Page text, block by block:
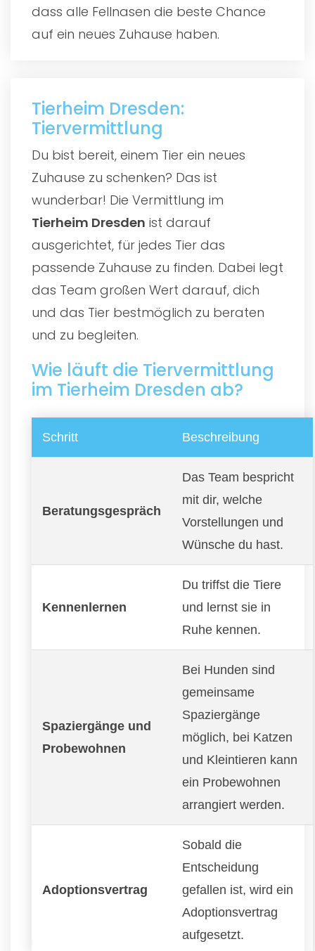
dass alle Fellnasen die beste Chance
auf ein neues Zuhause haben.
Tierheim Dresden:
Tiervermittlung
Du bist bereit, einem Tier ein neues
Zuhause zu schenken? Das ist
wunderbar! Die Vermittlung im
Tierheim Dresden ist darauf
ausgerichtet, für jedes Tier das
passende Zuhause zu finden. Dabei legt
das Team großen Wert darauf, dich
und das Tier bestmöglich zu beraten
und zu begleiten.
Wie läuft die Tiervermittlung
im Tierheim Dresden ab?
Schritt Beschreibung
Beratungsgespräch
Das Team bespricht
mit dir, welche
Vorstellungen und
Wünsche du hast.
Kennenlernen
Du triffst die Tiere
und lernst sie in
Ruhe kennen.
Spaziergänge und
Probewohnen
Bei Hunden sind
gemeinsame
Spaziergänge
möglich, bei Katzen
und Kleintieren kann
ein Probewohnen
arrangiert werden.
Adoptionsvertrag
Sobald die
Entscheidung
gefallen ist, wird ein
Adoptionsvertrag
aufgesetzt.